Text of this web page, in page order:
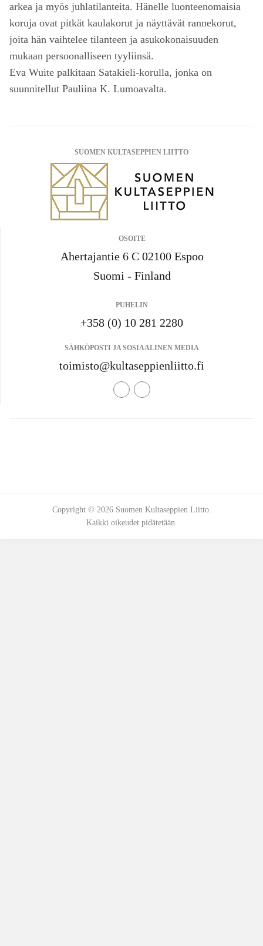
arkea ja myös juhlatilanteita. Hänelle luonteenomaisia
koruja ovat pitkät kaulakorut ja näyttävät rannekorut,
joita hän vaihtelee tilanteen ja asukokonaisuuden
mukaan persoonalliseen tyyliinsä.
Eva Wuite palkitaan Satakieli-korulla, jonka on
suunnitellut Pauliina K. Lumoavalta.
SUOMEN KULTASEPPIEN LIITTO
OSOITE
Ahertajantie 6 C 02100 Espoo
Suomi - Finland
PUHELIN
+358 (0) 10 281 2280
SÄHKÖPOSTI JA SOSIAALINEN MEDIA
toimisto@kultaseppienliitto.fi
Copyright © 2026 Suomen Kultaseppien Liitto.
Kaikki oikeudet pidätetään.